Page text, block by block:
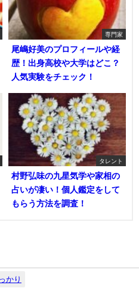
専門家
尾嶋好美のプロフィールや経
歴！出身高校や大学はどこ？
人気実験をチェック！
タレント
村野弘味の九星気学や家相の
占いが凄い！個人鑑定をして
もらう方法を調査！
かり